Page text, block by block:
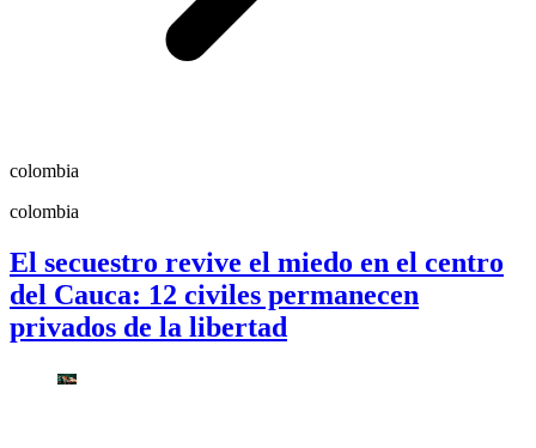
colombia
colombia
El secuestro revive el miedo en el centro
del Cauca: 12 civiles permanecen
privados de la libertad